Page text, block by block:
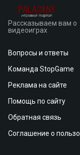
Рассказываем вам о
видеоиграх
Вопросы и ответы
Команда StopGame
Реклама на сайте
Помощь по сайту
Обратная связь
Соглашение о